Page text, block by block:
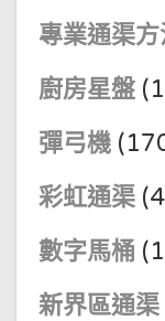
專業通渠方
廚房星盤
彈弓機
彩虹通渠
數字馬桶
新界區通渠